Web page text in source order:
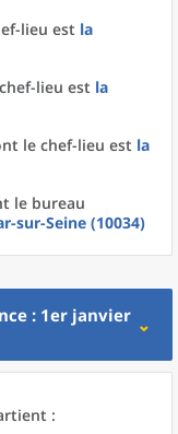
lieu est la
lieu est la
le chef-lieu est la
le bureau
sur-Seine (10034)
: 1er janvier
: